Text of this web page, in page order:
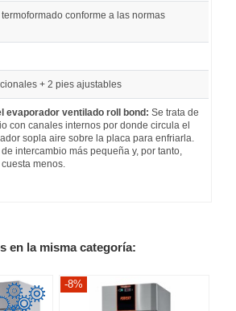
conforme a las normas
+ 2 pies ajustables
evaporador ventilado roll bond: Se trata de
con canales internos por donde circula el
sopla aire sobre la placa para enfriarla.
intercambio más pequeña y, por tanto,
menos.
en la misma categoría:
-8%